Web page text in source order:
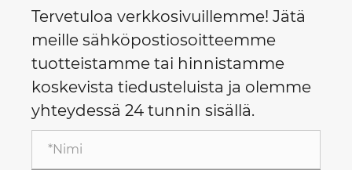
Tervetuloa verkkosivuillemme! Jätä
meille sähköpostiosoitteemme
tuotteistamme tai hinnistamme
koskevista tiedusteluista ja olemme
yhteydessä 24 tunnin sisällä.